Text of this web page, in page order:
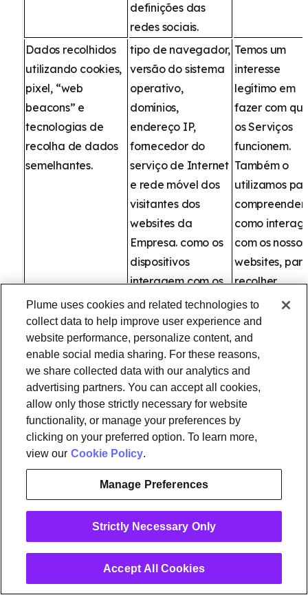
definições das
redes sociais.
Dados recolhidos
utilizando cookies,
pixel, “web
beacons” e
tecnologias de
recolha de dados
semelhantes.
tipo de navegador,
versão do sistema
operativo,
domínios,
endereço IP,
fornecedor do
serviço de Internet
e rede móvel dos
visitantes dos
websites da
Empresa. como os
dispositivos
interagem com os
websites da
Empresa, incluindo
horários de visitas,
pesquisas, cliques,
visualizações de
páginas e vídeos
visualizados.
dados sobre
websites de
terceiros que visita
antes da Empresa,
utilizados para
melhorar a
relevância dos
anúncios.
Temos um
interesse
legítimo em
fazer com
os Serviços
funcionem.
Também o
utilizamos
compreender
como
com os nossos
websites,
recolher
análises,
melhorar os
Serviços e
conhecer as
suas
preferências.
Também
poderemos
dados para
detetar e
exigido por
Plume uses cookies and related technologies to
collect data to help improve user experience and
website performance, personalize content, and
enable social media sharing. For these reasons,
we share collected data with our analytics and
advertising partners. You can accept all cookies,
allow only those strictly necessary for website
functionality, or manage your preferences by
clicking on your preferred option. To learn more,
view our Cookie Policy.
Manage Preferences
Strictly Necessary Only
Accept All Cookies